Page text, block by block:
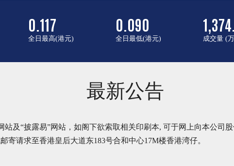
0.117
全日最高(港元)
0.090
全日最低(港元) 成交量 (
最新公告
及“披露易”网站，如阁下欲索取相关印刷本, 可于网上向本公司
邮寄请求至香港皇后大道东183号合和中心17M楼香港湾仔。